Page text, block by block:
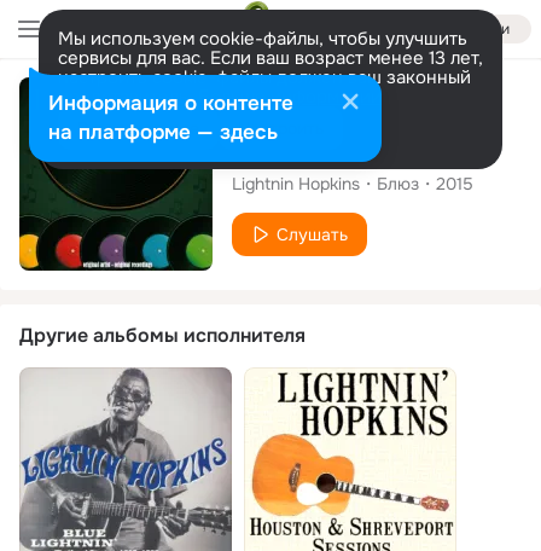
Войти
Мы используем cookie-файлы, чтобы улучшить
сервисы для вас. Если ваш возраст менее 13 лет,
настроить cookie-файлы должен ваш законный
представитель. Больше информации
Разрешить все Настроить
Альбом
Tell Me Baby
Lightnin Hopkins Блюз 2015
Слушать
Другие альбомы исполнителя
Информация о контенте
на платформе — здесь